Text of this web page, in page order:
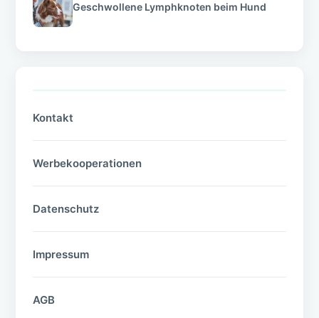
Geschwollene Lymphknoten beim Hund
Kontakt
Werbekooperationen
Datenschutz
Impressum
AGB